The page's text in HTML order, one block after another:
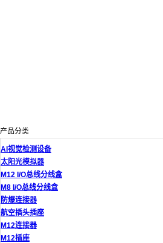
产品分类
AI视觉检测设备
太阳光模拟器
M12 I/O总线分线盒
M8 I/O总线分线盒
防爆连接器
航空插头插座
M12连接器
M12插座